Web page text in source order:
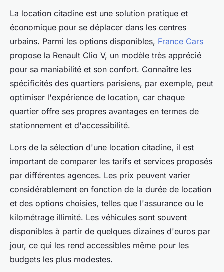
La location citadine est une solution pratique et
économique pour se déplacer dans les centres
urbains. Parmi les options disponibles, France Cars
propose la Renault Clio V, un modèle très apprécié
pour sa maniabilité et son confort. Connaître les
spécificités des quartiers parisiens, par exemple, peut
optimiser l'expérience de location, car chaque
quartier offre ses propres avantages en termes de
stationnement et d'accessibilité.
Lors de la sélection d'une location citadine, il est
important de comparer les tarifs et services proposés
par différentes agences. Les prix peuvent varier
considérablement en fonction de la durée de location
et des options choisies, telles que l'assurance ou le
kilométrage illimité. Les véhicules sont souvent
disponibles à partir de quelques dizaines d'euros par
jour, ce qui les rend accessibles même pour les
budgets les plus modestes.